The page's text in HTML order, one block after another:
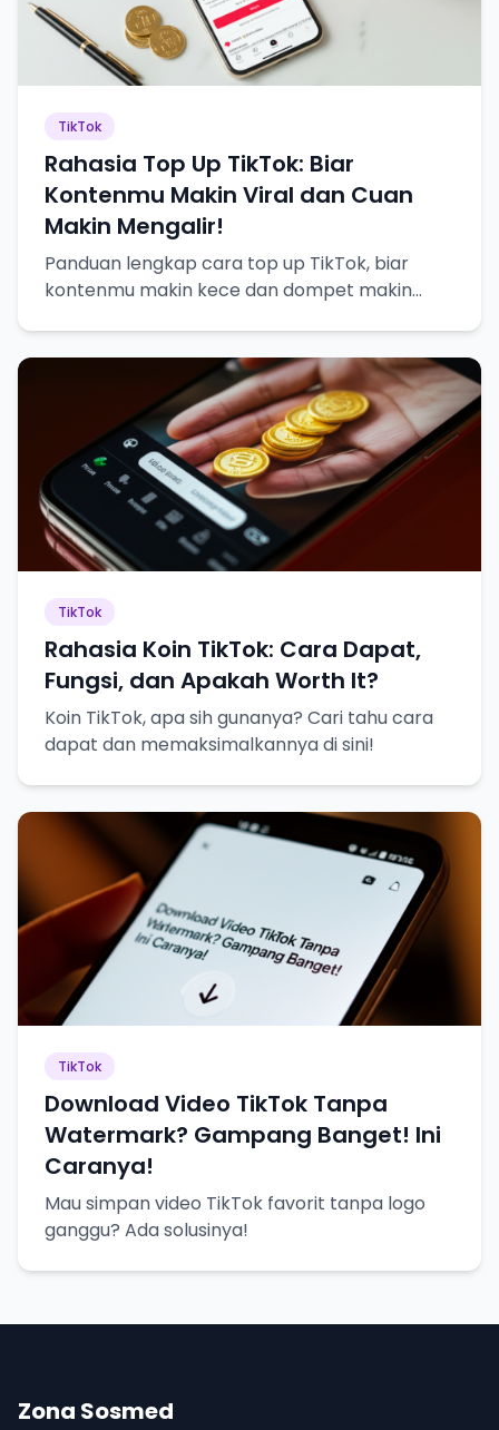
TikTok
Rahasia Top Up TikTok: Biar
Kontenmu Makin Viral dan Cuan
Makin Mengalir!
Panduan lengkap cara top up TikTok, biar
kontenmu makin kece dan dompet makin
TikTok
Rahasia Koin TikTok: Cara Dapat,
Fungsi, dan Apakah Worth It?
Koin TikTok, apa sih gunanya? Cari tahu cara
dapat dan memaksimalkannya di sini!
TikTok
Download Video TikTok Tanpa
Watermark? Gampang Banget! Ini
Caranya!
Mau simpan video TikTok favorit tanpa logo
ganggu? Ada solusinya!
Zona Sosmed